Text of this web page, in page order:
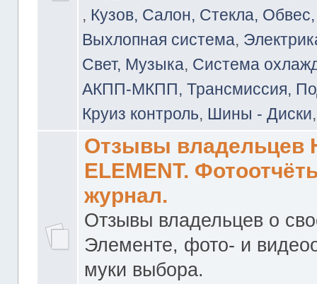
, Кузов, Салон, Стекла,
Выхлопная система,
Свет, Музыка, Система
АКПП-МКПП, Трансмиссия,
Круиз контроль, Шины - Диски
Отзывы владельцев
ELEMENT.
журнал.
Отзывы владельцев о
Элементе, фото- и
муки выбора.